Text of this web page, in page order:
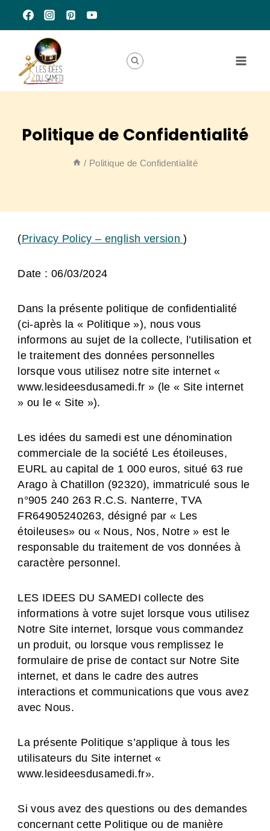
contenu
Politique de Confidentialité
/ Politique de Confidentialité
(Privacy Policy – english version)
Date : 06/03/2024
Dans la présente politique de confidentialité
(ci-après la « Politique »), nous vous
informons au sujet de la collecte, l’utilisation et
le traitement des données personnelles
lorsque vous utilisez notre site internet «
www.lesideesdusamedi.fr » (le « Site internet
» ou le « Site »).
Les idées du samedi est une dénomination
commerciale de la société Les étoileuses,
EURL au capital de 1 000 euros, situé 63 rue
Arago à Chatillon (92320), immatriculé sous le
n°905 240 263 R.C.S. Nanterre, TVA
FR64905240263, désigné par « Les
étoileuses» ou « Nous, Nos, Notre » est le
responsable du traitement de vos données à
caractère personnel.
LES IDEES DU SAMEDI collecte des
informations à votre sujet lorsque vous utilisez
Notre Site internet, lorsque vous commandez
un produit, ou lorsque vous remplissez le
formulaire de prise de contact sur Notre Site
internet, et dans le cadre des autres
interactions et communications que vous avez
avec Nous.
La présente Politique s’applique à tous les
utilisateurs du Site internet «
www.lesideesdusamedi.fr».
Si vous avez des questions ou des demandes
concernant cette Politique ou de manière